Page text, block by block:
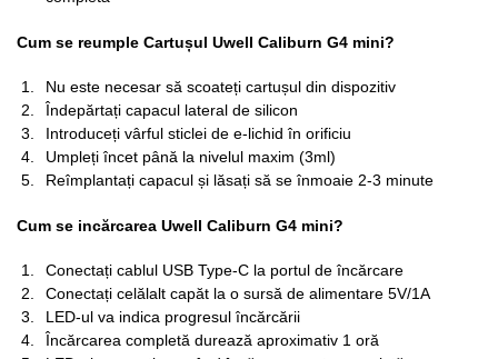
Cum se reumple Cartușul Uwell Caliburn G4 mini?
Nu este necesar să scoateți cartușul din dispozitiv
Îndepărtați capacul lateral de silicon
Introduceți vârful sticlei de e-lichid în orificiu
Umpleți încet până la nivelul maxim (3ml)
Reîmplantați capacul și lăsați să se înmoaie 2-3 minute
Cum se incărcarea Uwell Caliburn G4 mini?
Conectați cablul USB Type-C la portul de încărcare
Conectați celălalt capăt la o sursă de alimentare 5V/1A
LED-ul va indica progresul încărcării
Încărcarea completă durează aproximativ 1 oră